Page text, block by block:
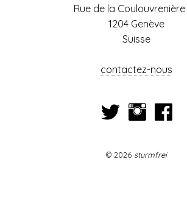
Rue de la Coulouvrenière
1204 Genève
Suisse
contactez-nous
© 2026 sturmfrei